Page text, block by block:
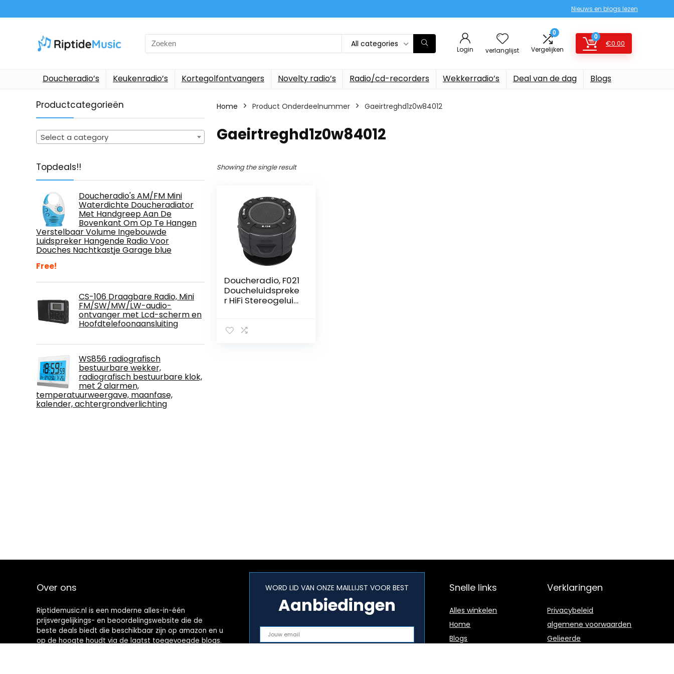
Nieuws en blogs lezen
Search
for:
All categories
Login verlanglijst
0
Vergelijken
0
€0.00
Doucheradio’s Keukenradio’s Kortegolfontvangers Novelty radio’s Radio/cd-recorders Wekkerradio’s Deal van de dag Blogs
Productcategorieën
Select a category
Topdeals!!
Doucheradio's AM/FM Mini
Waterdichte Doucheradiator
Met Handgreep Aan De
Bovenkant Om Op Te Hangen
Verstelbaar Volume Ingebouwde
Luidspreker Hangende Radio Voor
Douches Nachtkastje Garage blue
Free!
CS-106 Draagbare Radio, Mini
FM/SW/MW/LW-audio-
ontvanger met Lcd-scherm en
Hoofdtelefoonaansluiting
WS856 radiografisch
bestuurbare wekker,
radiografisch bestuurbare klok,
met 2 alarmen,
temperatuurweergave, maanfase,
kalender, achtergrondverlichting
Home Product Onderdeelnummer ‎Gaeirtreghd1z0w84012
‎Gaeirtreghd1z0w84012
Showing the single result
Doucheradio, F021
Doucheluidspreke
r HiFi Stereogeluid
badkamer
Over ons
Riptidemusic.nl is een moderne alles-in-één
prijsvergelijkings- en beoordelingswebsite die de
beste deals biedt die beschikbaar zijn op amazon en u
op de hoogte houdt via de laatst toegevoegde blogs.
WORD LID VAN ONZE MAILLIJST VOOR BEST
Aanbiedingen
Snelle links
Alles winkelen
Home
Blogs
Verklaringen
Privacybeleid
algemene voorwaarden
Gelieerde